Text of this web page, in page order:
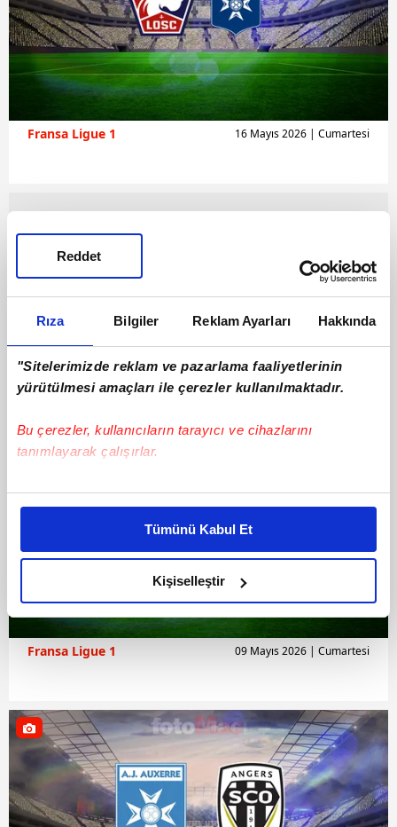
Rıza Bilgiler Reklam Ayarları Hakkında
"Sitelerimizde reklam ve pazarlama faaliyetlerinin
yürütülmesi amaçları ile çerezler kullanılmaktadır.
Bu çerezler, kullanıcıların tarayıcı ve cihazlarını
tanımlayarak çalışırlar.
Bu çerezlere izin vermeniz halinde sizlere özel
daha iyi reklam deneyimi yaşatabiliriz. Bunu yaparken
amacımızın size daha iyi bir reklam deneyimi sunmak
olduğunu ve sizlere en iyi içerikleri sunabilmek adına
elimizden gelen çabayı gösterdiğimizi ve bu noktada,
reklamların maliyetlerimizi karşılamak noktasında tek gelir
kalemimiz olduğunu sizlere hatırlatmak isteriz.
takdirde, kullanıcılara hedefli reklamlar
gösterilmeyecektir."
Sizlere daha iyi bir hizmet sunabilmek için İnternet
Sitemizde kendimize ve üçüncü kişilere ait çerezler
kullanılmaktadır. Bu çerezler vasıtasıyla çeşitli kişisel
Tümünü Kabul Et
Kişiselleştir
Reddet
Fransa Ligue 1 16 Mayıs 2026 | Cumartesi
Fransa Ligue 1 09 Mayıs 2026 | Cumartesi